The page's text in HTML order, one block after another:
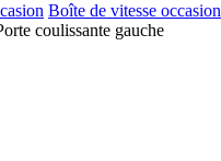
Boîte de vitesse occasion
coulissante gauche